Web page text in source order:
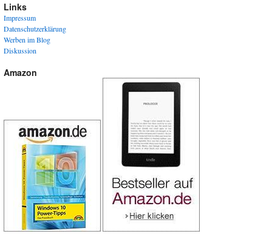
Links
Impressum
Datenschutzerklärung
Werben im Blog
Diskussion
Amazon